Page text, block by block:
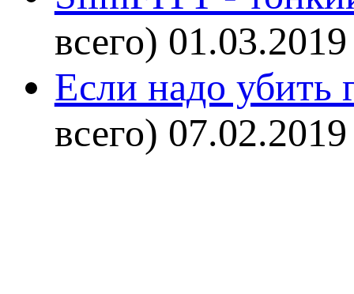
всего) 01.03.2019
Если надо убить
всего) 07.02.2019